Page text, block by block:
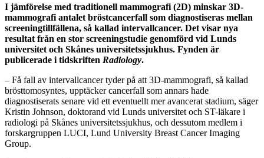
I jämförelse med traditionell mammografi (2D) minskar 3D-
mammografi antalet bröstcancerfall som diagnostiseras mellan
screeningtillfällena, så kallad intervallcancer. Det visar nya
resultat från en stor screeningstudie genomförd vid Lunds
universitet och Skånes universitetssjukhus. Fynden är
publicerade i tidskriften Radiology.
– Få fall av intervallcancer tyder på att 3D‑mammografi, så kallad
brösttomosyntes, upptäcker cancerfall som annars hade
diagnostiserats senare vid ett eventuellt mer avancerat stadium, säger
Kristin Johnson, doktorand vid Lunds universitet och ST-läkare i
radiologi på Skånes universitetssjukhus, och dessutom medlem i
forskargruppen LUCI, Lund University Breast Cancer Imaging
Group.